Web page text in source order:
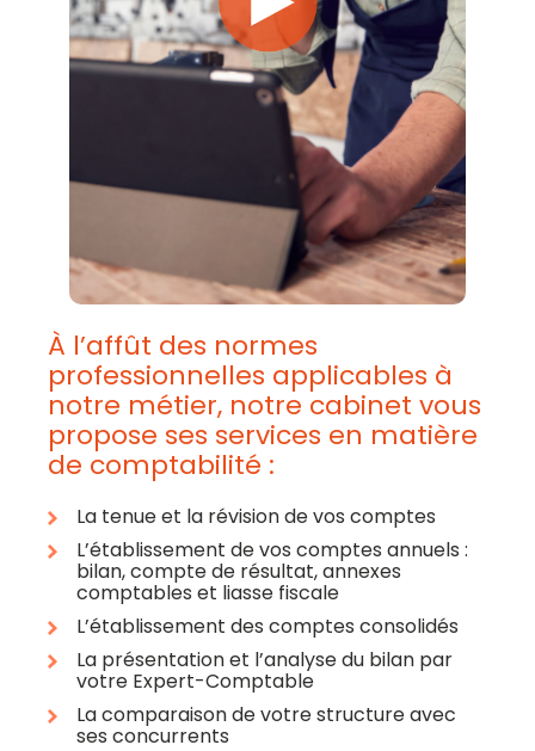
À l’affût des normes
professionnelles applicables à
notre métier, notre cabinet vous
propose ses services en matière
de comptabilité :
La tenue et la révision de vos comptes
L’établissement de vos comptes annuels :
bilan, compte de résultat, annexes
comptables et liasse fiscale
L’établissement des comptes consolidés
La présentation et l’analyse du bilan par
votre Expert-Comptable
La comparaison de votre structure avec
ses concurrents